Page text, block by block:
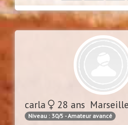
carla 28 ans Marseille
Niveau : 30/5 - Amateur avancé